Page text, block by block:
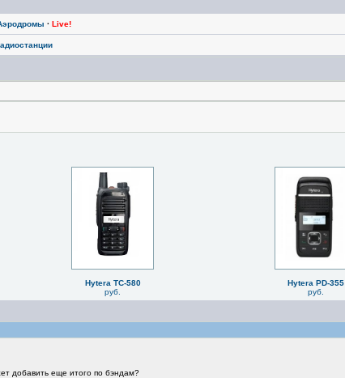
· Live!
Hytera TC-580
руб.
Hytera PD-355
руб.
добавить еще итого по бэндам?